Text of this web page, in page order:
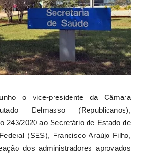
o vice-presidente da Câmara
Delmasso (Republicanos),
243/2020 ao Secretário de Estado de
(SES), Francisco Araújo Filho,
dos administradores aprovados